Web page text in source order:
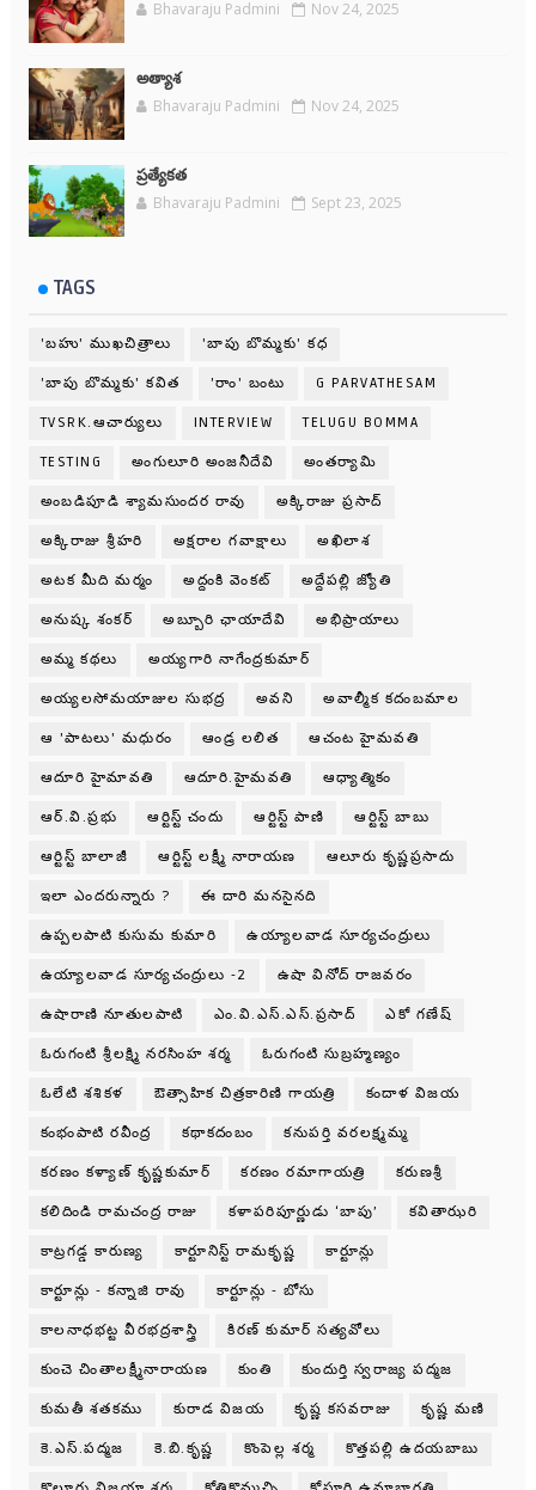
Bhavaraju Padmini Nov 24, 2025
అత్యాశ
Bhavaraju Padmini Nov 24, 2025
ప్రత్యేకత
Bhavaraju Padmini Sept 23, 2025
TAGS
'బహు' ముఖచిత్రాలు 'బాపు బొమ్మకు' కధ
'బాపు బొమ్మకు' కవిత 'రాం' బంటు G PARVATHESAM
TVSRK.ఆచార్యులు INTERVIEW TELUGU BOMMA
TESTING అంగులూరి అంజనీదేవి అంతర్యామి
అంబడిపూడి శ్యామసుందర రావు అక్కిరాజు ప్రసాద్
అక్కిరాజు శ్రీహరి అక్షరాల గవాక్షాలు అఖిలాశ
అటక మీది మర్మం అద్దంకి వెంకట్ అద్దేపల్లి జ్యోతి
అనుష్క శంకర్ అబ్బూరి ఛాయాదేవి అభిప్రాయాలు
అమ్మ కథలు అయ్యగారి నాగేంద్రకుమార్
అయ్యలసోమయాజుల సుభద్ర అవని అవాల్మీక కదంబమాల
ఆ 'పాటలు' మధురం ఆండ్ర లలిత ఆచంట హైమవతి
ఆదూరి హైమావతి ఆదూరి.హైమవతి ఆధ్యాత్మికం
ఆర్.వి.ప్రభు ఆర్టిస్ట్ చందు ఆర్టిస్ట్ పాణి ఆర్టిస్ట్ బాబు
ఆర్టిస్ట్ బాలాజీ ఆర్టిస్ట్ లక్ష్మీ నారాయణ ఆలూరు కృష్ణప్రసాదు
ఇలా ఎందరున్నారు ? ఈ దారి మనసైనది
ఉప్పలపాటి కుసుమ కుమారి ఉయ్యాలవాడ సూర్యచంద్రులు
ఉయ్యాలవాడ సూర్యచంద్రులు -2 ఉషా వినోద్ రాజవరం
ఉషారాణి నూతులపాటి ఎం.వి.ఎస్.ఎస్.ప్రసాద్ ఎకో గణేష్
ఓరుగంటి శ్రీలక్ష్మి నరసింహ శర్మ ఓరుగంటి సుబ్రహ్మణ్యం
ఓలేటి శశికళ ఔత్సాహిక చిత్రకారిణి గాయత్రి కందాళ విజయ
కంభంపాటి రవీంద్ర కథాకదంబం కనుపర్తి వరలక్ష్మమ్మ
కరణం కళ్యాణ్ కృష్ణకుమార్ కరణం రమాగాయత్రి కరుణశ్రీ
కలిదిండి రామచంద్ర రాజు కళాపరిపూర్ణుడు ‘బాపు’ కవితాఝరి
కాట్రగడ్డ కారుణ్య కార్టూనిస్ట్ రామకృష్ణ కార్టూన్లు
కార్టూన్లు - కన్నాజి రావు కార్టూన్లు - బోసు
కాలనాధభట్ట వీరభద్రశాస్త్రి కిరణ్ కుమార్ సత్యవోలు
కుంచె చింతాలక్ష్మీనారాయణ కుంతి కుందుర్తి స్వరాజ్య పద్మజ
కుమతీ శతకము కురాడ విజయ కృష్ణ కసవరాజు కృష్ణ మణి
కె.ఎస్.పద్మజ కె.బి.కృష్ణ కొంపెల్ల శర్మ కొత్తపల్లి ఉదయబాబు